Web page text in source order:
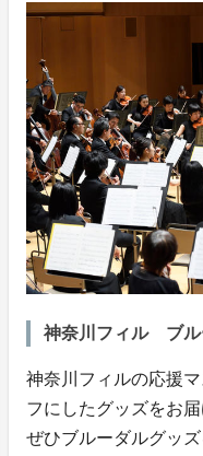
神奈川フィル ブル
神奈川フィルの応援
フにしたグッズをお届
ぜひブルーダルグッ